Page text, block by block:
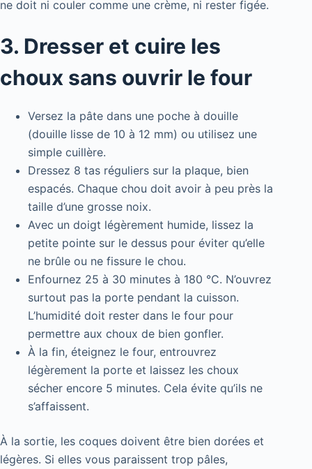
ne doit ni couler comme une crème, ni rester figée.
3. Dresser et cuire les
choux sans ouvrir le four
Versez la pâte dans une poche à douille
(douille lisse de 10 à 12 mm) ou utilisez une
simple cuillère.
Dressez 8 tas réguliers sur la plaque, bien
espacés. Chaque chou doit avoir à peu près la
taille d’une grosse noix.
Avec un doigt légèrement humide, lissez la
petite pointe sur le dessus pour éviter qu’elle
ne brûle ou ne fissure le chou.
Enfournez 25 à 30 minutes à 180 °C. N’ouvrez
surtout pas la porte pendant la cuisson.
L’humidité doit rester dans le four pour
permettre aux choux de bien gonfler.
À la fin, éteignez le four, entrouvrez
légèrement la porte et laissez les choux
sécher encore 5 minutes. Cela évite qu’ils ne
s’affaissent.
À la sortie, les coques doivent être bien dorées et
légères. Si elles vous paraissent trop pâles,